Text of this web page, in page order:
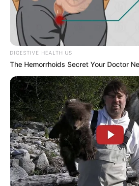
DIGESTIVE HEALTH US
The Hemorrhoids Secret Your Doctor